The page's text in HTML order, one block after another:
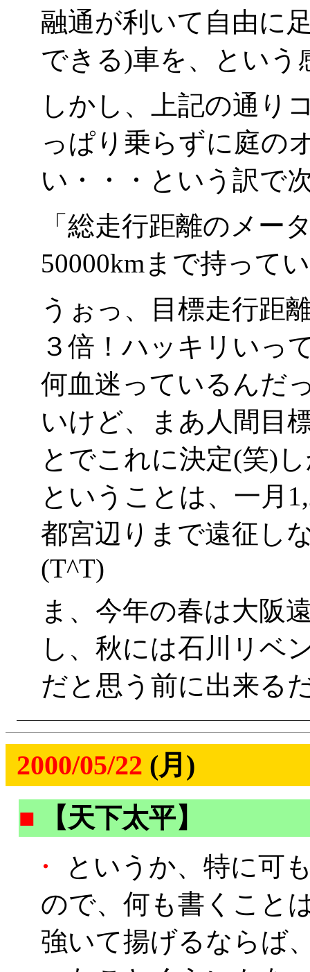
融通が利いて自由に
できる)車を、という
しかし、上記の通り
っぱり乗らずに庭の
い・・・という訳で
「総走行距離のメー
50000kmまで持って
うぉっ、目標走行距
３倍！ハッキリいっ
何血迷っているんだ
いけど、まあ人間目
とでこれに決定(笑)
ということは、一月
都宮辺りまで遠征し
(T^T)
ま、今年の春は大阪
し、秋には石川リベ
だと思う前に出来る
2000/05/22 (月)
■
【天下太平】
・
というか、特に可
ので、何も書くこと
強いて揚げるならば